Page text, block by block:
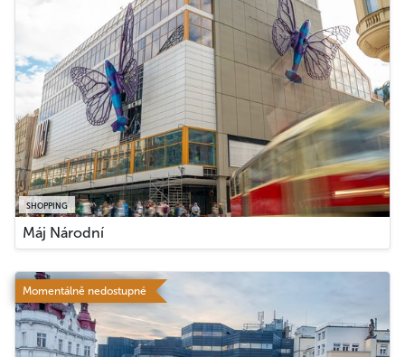
SHOPPING
Máj Národní
Momentálně nedostupné